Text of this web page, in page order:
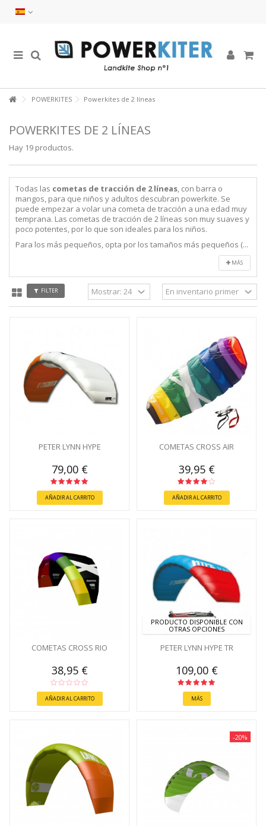
POWERKITES Powerkites de 2 líneas
POWERKITES DE 2 LÍNEAS
Hay 19 productos.
Todas las cometas de tracción de 2 líneas, con barra o
mangos, para que niños y adultos descubran powerkite. Se
puede empezar a volar una cometa de tracción a una edad muy
temprana. Las cometas de tracción de 2 líneas son muy suaves y
poco potentes, por lo que son ideales para los niños.
Para los más pequeños, opta por los tamaños más pequeños (...
MÁS
FILTER
PETER LYNN HYPE
79,00 €
AÑADIR AL CARRITO
COMETAS CROSS AIR
39,95 €
AÑADIR AL CARRITO
COMETAS CROSS RIO
38,95 €
AÑADIR AL CARRITO
PRODUCTO DISPONIBLE CON
OTRAS OPCIONES
PETER LYNN HYPE TR
109,00 €
MÁS
-20%